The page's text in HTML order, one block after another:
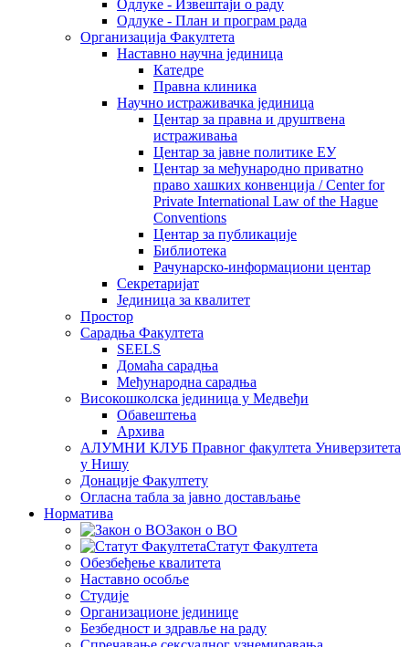
Одлуке - Извештаји о раду
Одлуке - План и програм рада
Организација Факултета
Наставно научна јединица
Катедре
Правна клиника
Научно истраживачка јединица
Центар за правна и друштвена
истраживања
Центар за јавне политике ЕУ
Центар за међународно приватно
право хашких конвенција / Center for
Private International Law of the Hague
Conventions
Центар за публикације
Библиотека
Рачунарско-информациони центар
Секретаријат
Јединица за квалитет
Простор
Сарадња Факултета
SEELS
Домаћа сарадња
Међународна сарадња
Високошколска јединица у Медвеђи
Обавештења
Архива
АЛУМНИ КЛУБ Правног факултета Универзитета
у Нишу
Донације Факултету
Огласна табла за јавно достављање
Норматива
Закон о ВО
Статут Факултета
Обезбеђење квалитета
Наставно особље
Студије
Организационе јединице
Безбедност и здравље на раду